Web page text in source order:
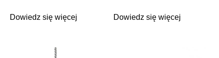
Dowiedz się więcej Dowiedz się więcej